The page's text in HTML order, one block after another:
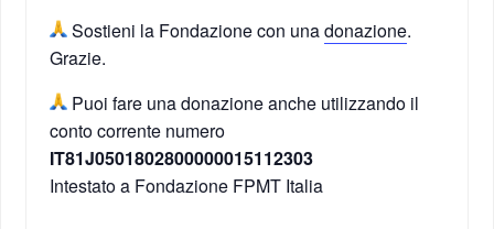
Sostieni la Fondazione con unadonazione.
Grazie.
Puoi fare una donazione anche utilizzando il
conto corrente numero
IT81J0501802800000015112303
Intestato a Fondazione FPMT Italia